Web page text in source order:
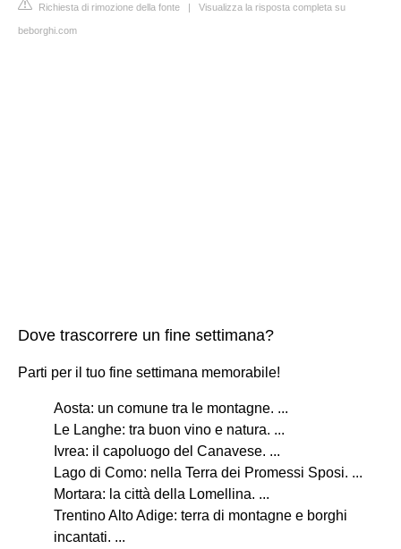
Richiesta di rimozione della fonte | Visualizza la risposta completa su
beborghi.com
Dove trascorrere un fine settimana?
Parti per il tuo fine settimana memorabile!
Aosta: un comune tra le montagne. ...
Le Langhe: tra buon vino e natura. ...
Ivrea: il capoluogo del Canavese. ...
Lago di Como: nella Terra dei Promessi Sposi. ...
Mortara: la città della Lomellina. ...
Trentino Alto Adige: terra di montagne e borghi
incantati. ...